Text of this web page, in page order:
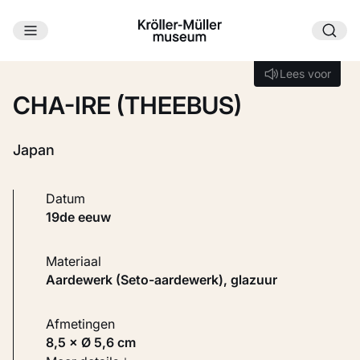
Ga naar hoofdinhoud
Lees voor
Lees voor
CHA-IRE (THEEBUS)
Japan
Datum
19de eeuw
Materiaal
Aardewerk (Seto-aardewerk), glazuur
Afmetingen
8,5 × Ø 5,6 cm